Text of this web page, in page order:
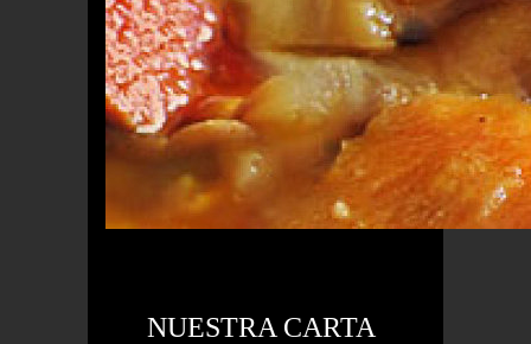
NUESTRA CARTA